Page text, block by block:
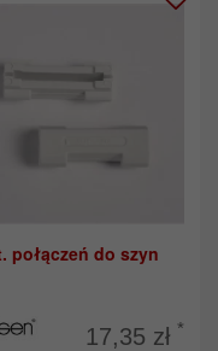
połączeń do szyn
17,35 zł *